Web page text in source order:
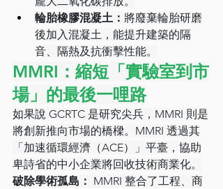
輪胎橡膠混凝土： 將廢棄輪胎研磨
後加入混凝土，能提升建築的隔
音、隔熱及抗衝擊性能。
MMRI：縮短「實驗室到市
場」的最後一哩路
如果說 GCRTC 是研究尖兵，MMRI 則是
將創新推向市場的橋樑。MMRI 透過其
「加速循環經濟（ACE）」平臺，協助
卑詩省的中小企業將回收技術商業化。
破除學術孤島： MMRI 整合了工程、商